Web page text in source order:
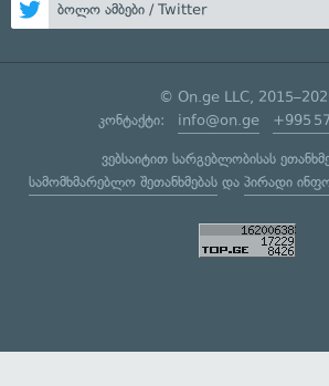
ბოლო ამბები / Twitter
© On.ge LLC,
კონტაქტი: info@on.ge +995
ვებსაიტით სარგებლობისას
სამომხმარებლო შეთანხმებასდა პირადი